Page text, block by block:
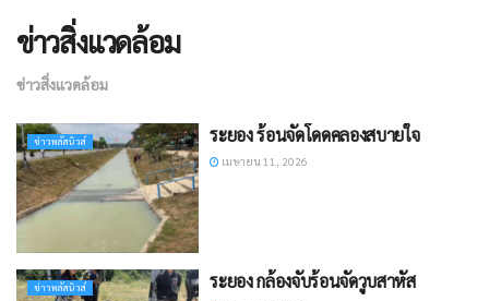
ข่าวสิ่งแวดล้อม
ข่าวสิ่งแวดล้อม
ข่าวพลัสนิวส์ ระยอง ร้อนจัดโดดคลองสบายใจ
เมษายน 11, 2026
ข่าวพลัสนิวส์ ระยอง กล้องจับร้อนจัดวูบสาหัส